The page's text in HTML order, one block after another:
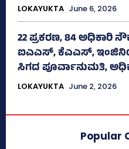
LOKAYUKTA June 6, 2026
22 ಪ್ರಕರಣ, 84 ಅಧಿಕಾರಿ
ಐಎಎಸ್‌, ಕೆಎಎಸ್,
ಸಿಗದ ಪೂರ್ವಾನುಮತಿ,
LOKAYUKTA June 2, 2026
Popular